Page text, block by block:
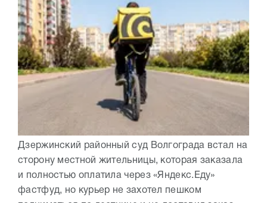
Дзержинский районный суд Волгограда встал на
сторону местной жительницы, которая заказала
и полностью оплатила через «Яндекс.Еду»
фастфуд, но курьер не захотел пешком